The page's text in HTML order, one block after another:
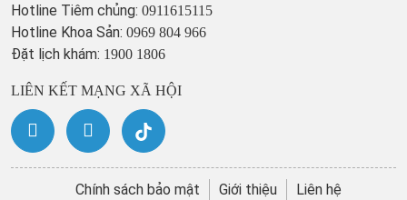
Hotline Tiêm chủng: 0911615115
Hotline Khoa Sản: 0969 804 966
Đặt lịch khám: 1900 1806
LIÊN KẾT MẠNG XÃ HỘI
Chính sách bảo mật Giới thiệu Liên hệ